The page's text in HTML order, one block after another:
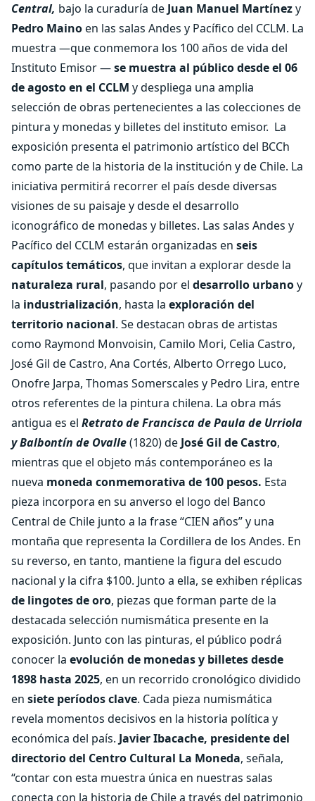
Central, bajo la curaduría de Juan Manuel Martínezy
Pedro Mainoen las salas Andes y Pacífico del CCLM. La
muestra —que conmemora los 100 años de vida del
Instituto Emisor —se muestra al público desde el 06
de agosto en el CCLM y despliega una amplia
selección de obras pertenecientes a las colecciones de
pintura y monedas y billetes del instituto emisor. La
exposición presenta el patrimonio artístico del BCCh
como parte de la historia de la institución y de Chile. La
iniciativa permitirá recorrer el país desde diversas
visiones de su paisaje y desde el desarrollo
iconográfico de monedas y billetes. Las salas Andes y
Pacífico del CCLM estarán organizadas en seis
capítulos temáticos, que invitan a explorar desde la
naturaleza rural, pasando por el desarrollo urbanoy
la industrialización, hasta la exploración del
territorio nacional. Se destacan obras de artistas
como Raymond Monvoisin, Camilo Mori, Celia Castro,
José Gil de Castro, Ana Cortés, Alberto Orrego Luco,
Onofre Jarpa, Thomas Somerscales y Pedro Lira, entre
otros referentes de la pintura chilena. La obra más
antigua es el Retrato de Francisca de Paula de Urriola
y Balbontín de Ovalle(1820) de José Gil de Castro,
mientras que el objeto más contemporáneo es la
nueva moneda conmemorativa de 100 pesos. Esta
pieza incorpora en su anverso el logo del Banco
Central de Chile junto a la frase “CIEN años” y una
montaña que representa la Cordillera de los Andes. En
su reverso, en tanto, mantiene la figura del escudo
nacional y la cifra $100. Junto a ella, se exhiben réplicas
de lingotes de oro, piezas que forman parte de la
destacada selección numismática presente en la
exposición. Junto con las pinturas, el público podrá
conocer la evolución de monedas y billetes desde
1898 hasta 2025, en un recorrido cronológico dividido
en siete períodos clave. Cada pieza numismática
revela momentos decisivos en la historia política y
económica del país. Javier Ibacache, presidente del
directorio del Centro Cultural La Moneda, señala,
“contar con esta muestra única en nuestras salas
conecta con la historia de Chile a través del patrimonio